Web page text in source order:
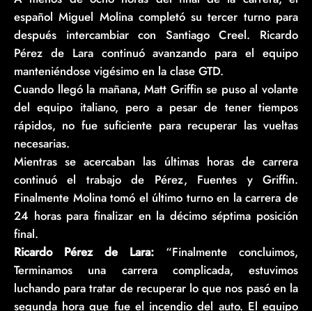
español Miguel Molina completó su tercer turno para
después intercambiar con Santiago Creel. Ricardo
Pérez de Lara continuó avanzando para el equipo
manteniéndose vigésimo en la clase GTD.
Cuando llegó la mañana, Matt Griffin se puso al volante
del equipo italiano, pero a pesar de tener tiempos
rápidos, no fue suficiente para recuperar las vueltas
necesarias.
Mientras se acercaban las últimas horas de carrera
continuó el trabajo de Pérez, Fuentes y Griffin.
Finalmente Molina tomó el último turno en la carrera de
24 horas para finalizar en la décimo séptima posición
final.
Ricardo Pérez de Lara: “Finalmente concluimos,
Terminamos una carrera complicada, estuvimos
luchando para tratar de recuperar lo que nos pasó en la
segunda hora que fue el incendio del auto. El equipo